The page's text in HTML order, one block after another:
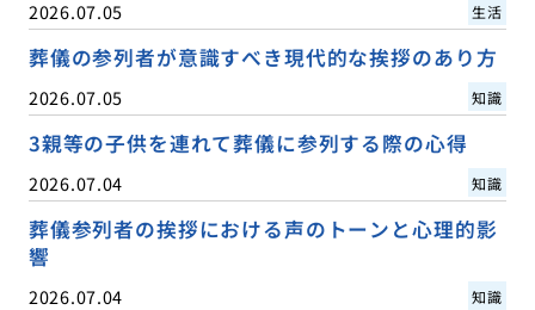
2026.07.05 生活
葬儀の参列者が意識すべき現代的な挨拶のあり方
2026.07.05 知識
3親等の子供を連れて葬儀に参列する際の心得
2026.07.04 知識
葬儀参列者の挨拶における声のトーンと心理的影
響
2026.07.04 知識